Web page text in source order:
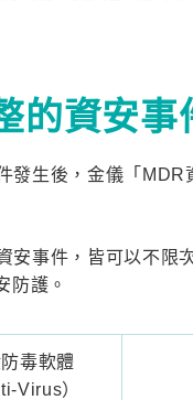
的資安事
發生後，金儀「
安事件，皆可以不
防護。
毒軟體
Virus）